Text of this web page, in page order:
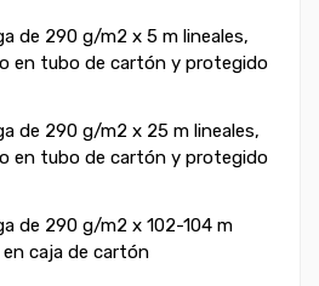
de 290 g/m2 x 5 m lineales,
en tubo de cartón y protegido
de 290 g/m2 x 25 m lineales,
en tubo de cartón y protegido
de 290 g/m2 x 102-104 m
caja de cartón